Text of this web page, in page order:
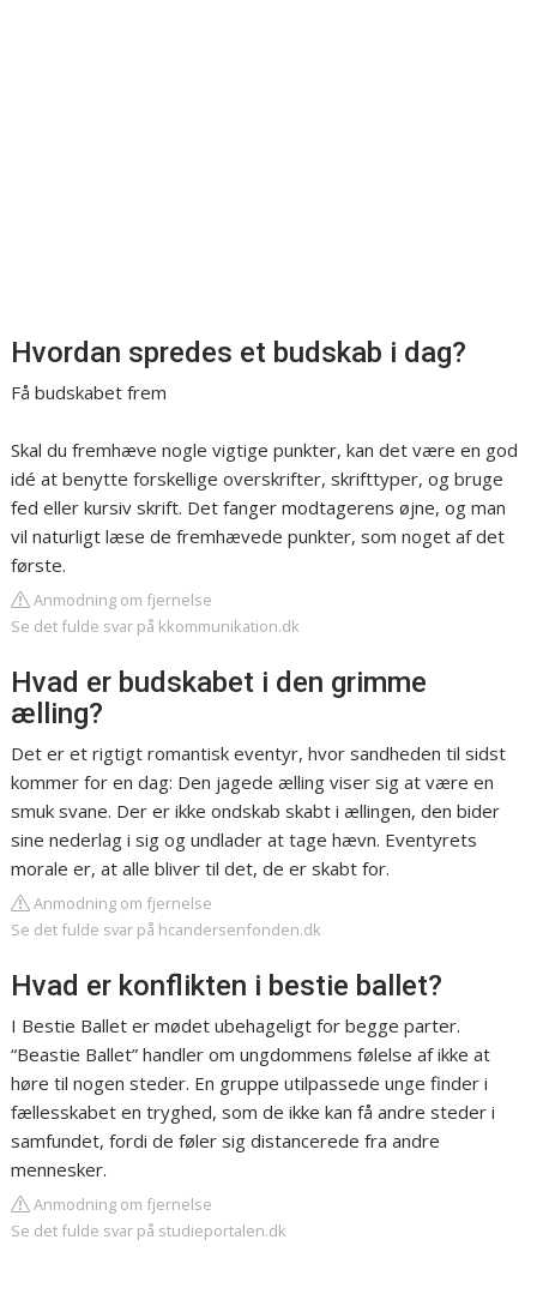
Hvordan spredes et budskab i dag?
Få budskabet frem
Skal du fremhæve nogle vigtige punkter, kan det være en god
idé at benytte forskellige overskrifter, skrifttyper, og bruge
fed eller kursiv skrift. Det fanger modtagerens øjne, og man
vil naturligt læse de fremhævede punkter, som noget af det
første.
Anmodning om fjernelse
Se det fulde svar på kkommunikation.dk
Hvad er budskabet i den grimme
ælling?
Det er et rigtigt romantisk eventyr, hvor sandheden til sidst
kommer for en dag: Den jagede ælling viser sig at være en
smuk svane. Der er ikke ondskab skabt i ællingen, den bider
sine nederlag i sig og undlader at tage hævn. Eventyrets
morale er, at alle bliver til det, de er skabt for.
Anmodning om fjernelse
Se det fulde svar på hcandersenfonden.dk
Hvad er konflikten i bestie ballet?
I Bestie Ballet er mødet ubehageligt for begge parter.
“Beastie Ballet” handler om ungdommens følelse af ikke at
høre til nogen steder. En gruppe utilpassede unge finder i
fællesskabet en tryghed, som de ikke kan få andre steder i
samfundet, fordi de føler sig distancerede fra andre
mennesker.
Anmodning om fjernelse
Se det fulde svar på studieportalen.dk